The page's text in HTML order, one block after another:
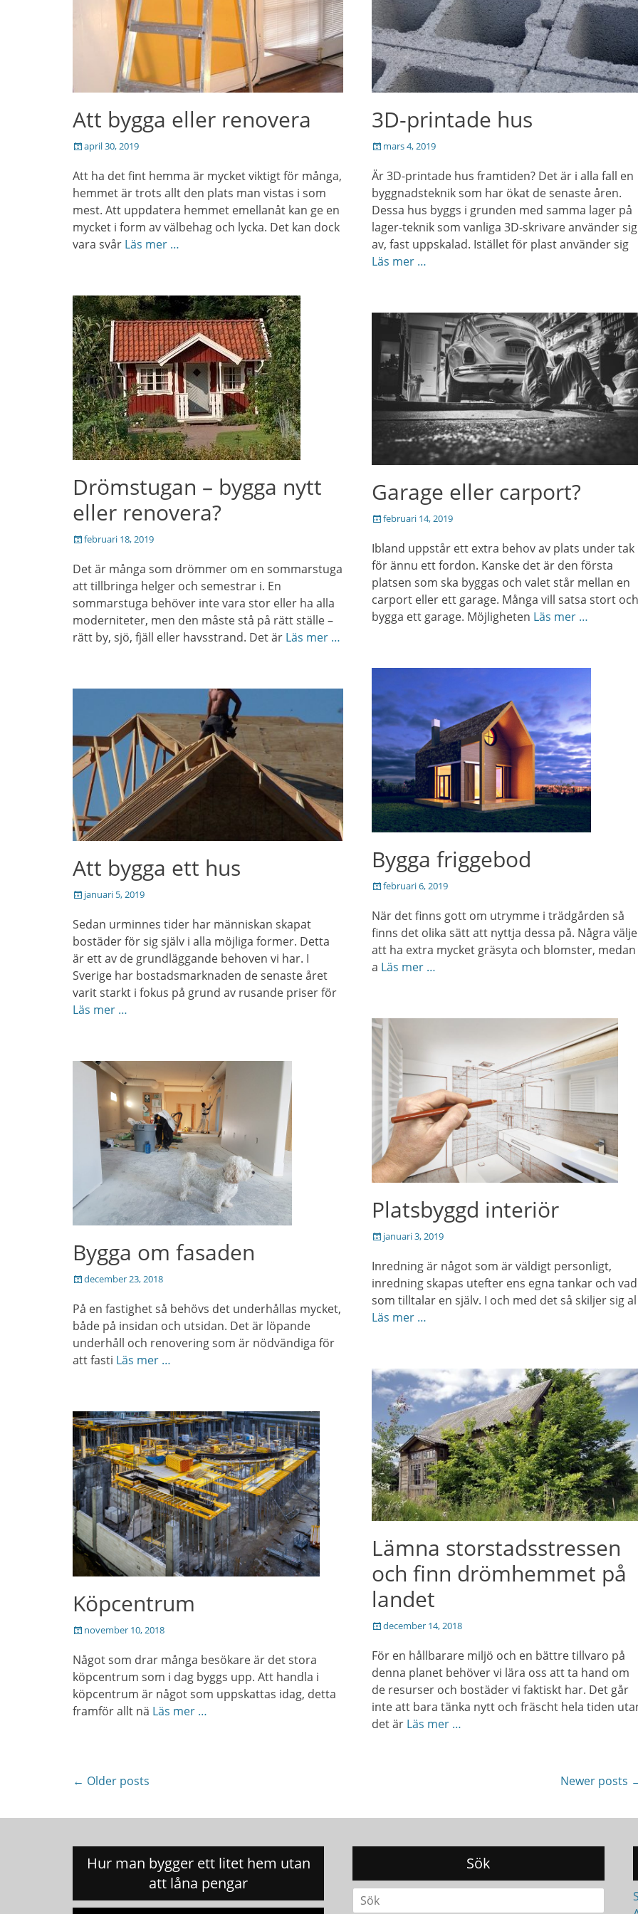
Att bygga eller renovera
Posted
april 30, 2019
Att ha det fint hemma är mycket viktigt för många,
hemmet är trots allt den plats man vistas i som
mest. Att uppdatera hemmet emellanåt kan ge en
mycket i form av välbehag och lycka. Det kan dock
vara svår Läs mer …
3D-printade hus
Posted
mars 4, 2019
Är 3D-printade hus framtiden? Det är i alla fall en
byggnadsteknik som har ökat de senaste åren.
Dessa hus byggs i grunden med samma lager på
lager-teknik som vanliga 3D-skrivare använder sig
av, fast uppskalad. Istället för plast använder sig
Läs mer …
Drömstugan – bygga nytt
eller renovera?
Posted
februari 18, 2019
Det är många som drömmer om en sommarstuga
att tillbringa helger och semestrar i. En
sommarstuga behöver inte vara stor eller ha alla
moderniteter, men den måste stå på rätt ställe –
rätt by, sjö, fjäll eller havsstrand. Det är Läs mer …
Garage eller carport?
Posted
februari 14, 2019
Ibland uppstår ett extra behov av plats under tak
för ännu ett fordon. Kanske det är den första
platsen som ska byggas och valet står mellan en
carport eller ett garage. Många vill satsa stort och
bygga ett garage. Möjligheten Läs mer …
Bygga friggebod
Posted
februari 6, 2019
När det finns gott om utrymme i trädgården så
finns det olika sätt att nyttja dessa på. Några
att ha extra mycket gräsyta och blomster, medan
a Läs mer …
Att bygga ett hus
Posted
januari 5, 2019
Sedan urminnes tider har människan skapat
bostäder för sig själv i alla möjliga former. Detta
är ett av de grundläggande behoven vi har. I
Sverige har bostadsmarknaden de senaste året
varit starkt i fokus på grund av rusande priser för
Läs mer …
Platsbyggd interiör
Posted
januari 3, 2019
Inredning är något som är väldigt personligt,
inredning skapas utefter ens egna tankar och vad
som tilltalar en själv. I och med det så skiljer sig al
Läs mer …
Bygga om fasaden
Posted
december 23, 2018
På en fastighet så behövs det underhållas mycket,
både på insidan och utsidan. Det är löpande
underhåll och renovering som är nödvändiga för
att fasti Läs mer …
Lämna storstadsstressen
och finn drömhemmet på
landet
Posted
december 14, 2018
För en hållbarare miljö och en bättre tillvaro på
denna planet behöver vi lära oss att ta hand om
de resurser och bostäder vi faktiskt har. Det går
inte att bara tänka nytt och fräscht hela tiden
det är Läs mer …
Köpcentrum
Posted
november 10, 2018
Något som drar många besökare är det stora
köpcentrum som i dag byggs upp. Att handla i
köpcentrum är något som uppskattas idag, detta
framför allt nä Läs mer …
Post
← Older posts Newer posts
Hur man bygger ett litet hem utan
att låna pengar
Sök
Search